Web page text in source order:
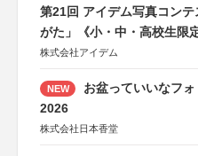
第21回 アイデム写真コン
がた」《小・中・高校生限
株式会社アイデム
NEW
お盆っていいなフ
2026
株式会社日本香堂